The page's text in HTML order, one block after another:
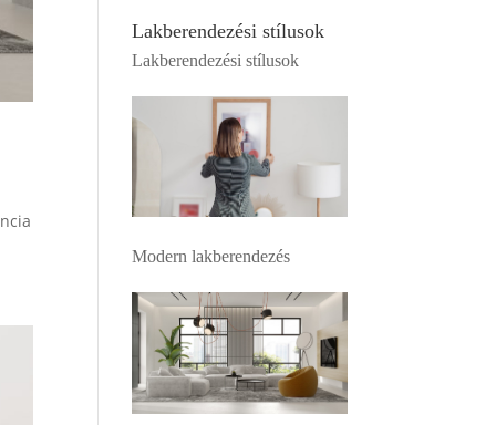
Lakberendezési stílusok
Lakberendezési stílusok
Modern lakberendezés